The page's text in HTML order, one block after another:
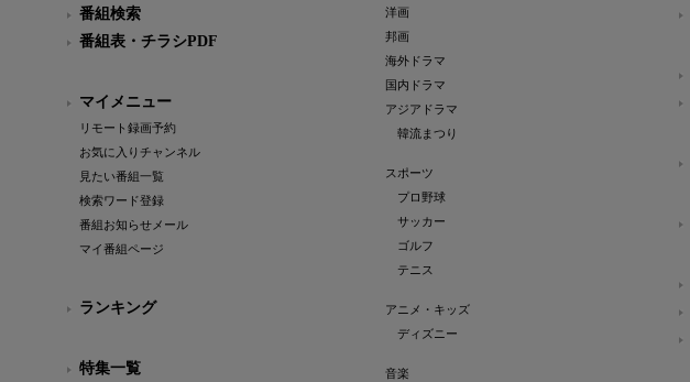
番組検索
番組表・チラシPDF
マイメニュー
リモート録画予約
お気に入りチャンネル
見たい番組一覧
検索ワード登録
番組お知らせメール
マイ番組ページ
ランキング
特集一覧
洋画
邦画
海外ドラマ
国内ドラマ
アジアドラマ
韓流まつり
スポーツ
プロ野球
サッカー
ゴルフ
テニス
アニメ・キッズ
ディズニー
音楽